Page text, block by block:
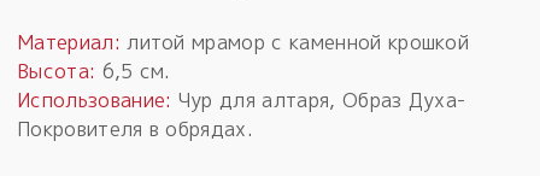
Материал: литой мрамор с каменной крошкой
Высота: 6,5 см.
Использование: Чур для алтаря, Образ Духа-
Покровителя в обрядах.